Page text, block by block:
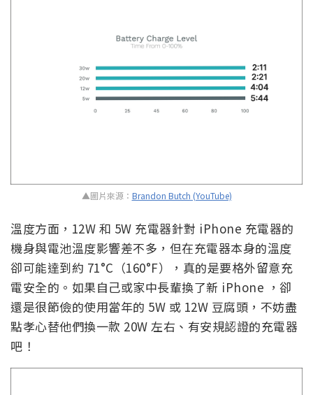
▲圖片來源： Brandon Butch (YouTube)
溫度方面，12W 和 5W 充電器針對 iPhone 充電器的
機身與電池溫度影響差不多，但在充電器本身的溫度
卻可能達到約 71°C（160°F），真的是要格外留意充
電安全的。如果自己或家中長輩換了新 iPhone ，卻
還是很節儉的使用當年的 5W 或 12W 豆腐頭，不妨盡
點孝心替他們換一款 20W 左右、有安規認證的充電器
吧！